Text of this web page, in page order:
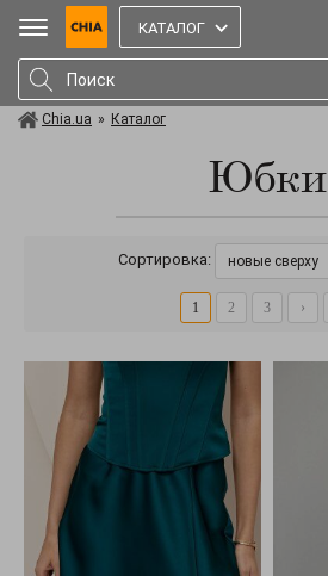
КАТАЛОГ
Chia.ua » Каталог
Юбки
Сортировка: новые сверху
1 2 3 ›